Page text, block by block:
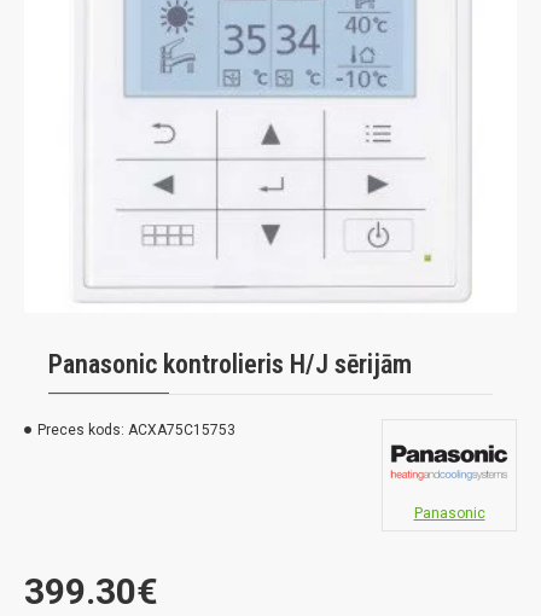
Panasonic kontrolieris H/J sērijām
Preces kods: ACXA75C15753
Panasonic
399.30€